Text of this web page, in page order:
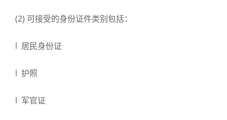
(2) 可接受的身份证件类别包括：
l 居民身份证
l 护照
l 军官证